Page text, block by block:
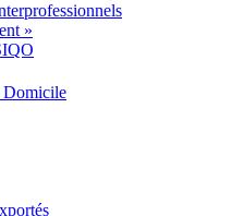
»
Domicile